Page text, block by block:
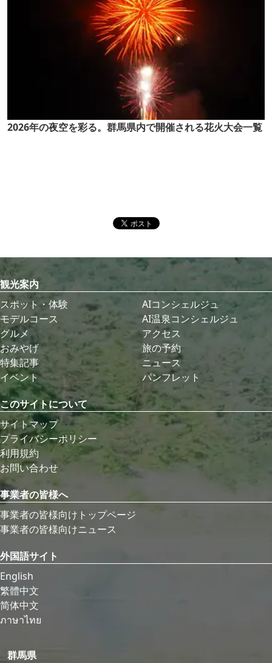
2026年の夜空を彩る。群馬県内で開催される花火大会一覧
観光案内
スポット・体験
モデルコース
グルメ
おみやげ
特集記事
イベント
AIコンシェルジュ
AI温泉コンシェルジュ
アクセス
旅の予約
ニュース
パンフレット
このサイトについて
サイトマップ
プライバシーポリシー
利用規約
お問い合わせ
事業者の皆様へ
事業者の皆様向けトップページ
事業者の皆様向けニュース
外国語サイト
English
繁體中文
简体中文
ภาษาไทย
群馬県